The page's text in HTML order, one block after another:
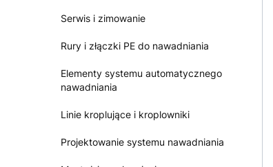
Serwis i zimowanie
Rury i złączki PE do nawadniania
Elementy systemu automatycznego
nawadniania
Linie kroplujące i kroplowniki
Projektowanie systemu nawadniania